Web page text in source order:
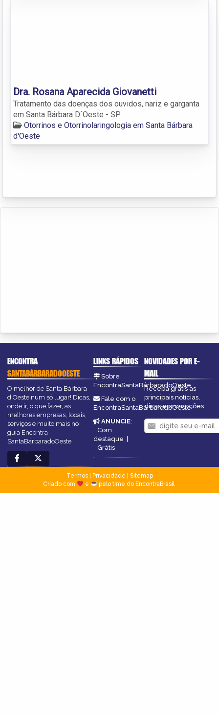
Dra. Rosana Aparecida Giovanetti
Tratamento das doenças dos ouvidos, nariz e garganta
em Santa Bárbara D´Oeste - SP.
Otorrinos e Otorrinolaringologia em Santa Bárbara
d'Oeste
ENCONTRA
SANTABÁRBARADOOESTE
O melhor de Santa Bárbara
d’Oeste num só lugar! Dicas,
onde ir, o que fazer, as
melhores empresas, locais,
serviços e muito mais no
guia Encontra
SantaBárbaradoOeste.
LINKS RÁPIDOS
Sobre
EncontraSantaBárbaradoOeste
Fale com o
EncontraSantaBárbaradoOeste
ANUNCIE:
Com
destaque |
Grátis
NOVIDADES POR E-
MAIL
Receba grátis as
principais notícias,
dicas e promoções
Termos| Privacidade
Sitemap
Criado com
e pelo time do EncontraBrasil